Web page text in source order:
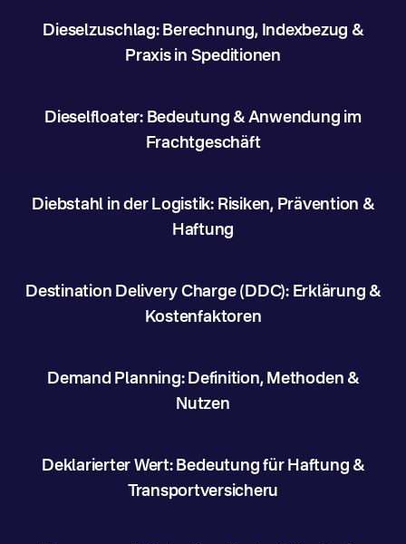
Dieselzuschlag: Berechnung, Indexbezug &
Praxis in Speditionen
Dieselfloater: Bedeutung & Anwendung im
Frachtgeschäft
Diebstahl in der Logistik: Risiken, Prävention &
Haftung
Destination Delivery Charge (DDC): Erklärung &
Kostenfaktoren
Demand Planning: Definition, Methoden &
Nutzen
Deklarierter Wert: Bedeutung für Haftung &
Transportversicheru